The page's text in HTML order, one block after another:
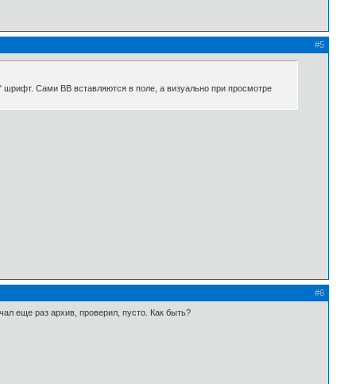
#5
Сами ВВ вставляются в поле, а визуально при просмотре
#6
еще раз архив, проверил, пусто. Как быть?